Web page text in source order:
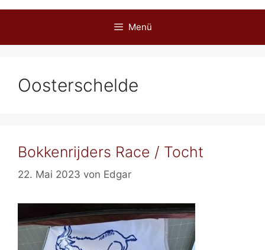
Menü
Oosterschelde
Bokkenrijders Race / Tocht
22. Mai 2023 von Edgar